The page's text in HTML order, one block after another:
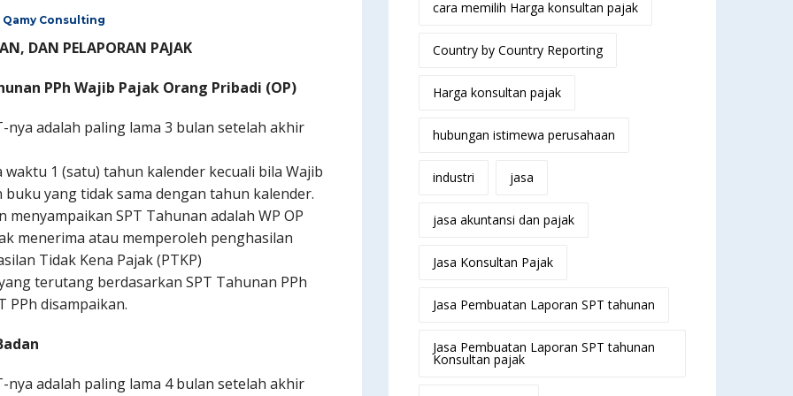
Qamy Consulting
DAN PELAPORAN PAJAK
PPh Wajib Pajak Orang Pribadi (OP)
nya adalah paling lama 3 bulan setelah akhir
1 (satu) tahun kalender kecuali bila Wajib
yang tidak sama dengan tahun kalender.
SPT Tahunan adalah WP OP
menerima atau memperoleh penghasilan
Tidak Kena Pajak (PTKP)
terutang berdasarkan SPT Tahunan PPh
PPh disampaikan.
nya adalah paling lama 4 bulan setelah akhir
cara memilih Harga konsultan pajak
Country by Country Reporting
Harga konsultan pajak
hubungan istimewa perusahaan
industri jasa
jasa akuntansi dan pajak
Jasa Konsultan Pajak
Jasa Pembuatan Laporan SPT tahunan
Jasa Pembuatan Laporan SPT tahunan
Konsultan pajak